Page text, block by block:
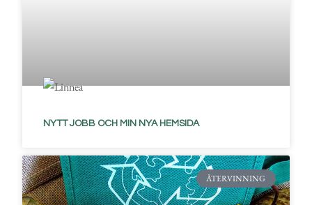
NYTT JOBB OCH MIN NYA HEMSIDA
ÅTERVINNING